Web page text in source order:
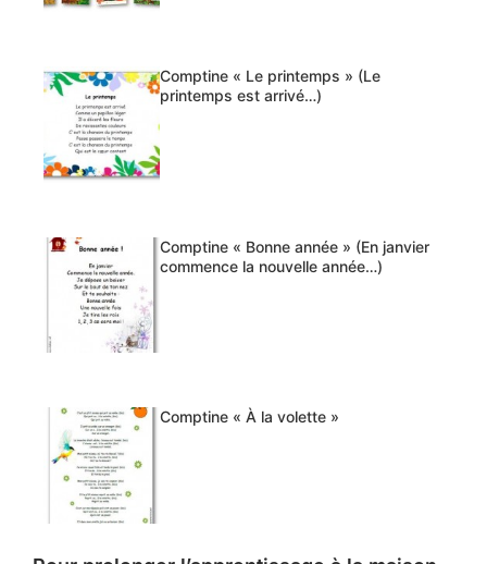
Comptine « Le printemps » (Le
printemps est arrivé…)
Comptine « Bonne année » (En janvier
commence la nouvelle année…)
Comptine « À la volette »